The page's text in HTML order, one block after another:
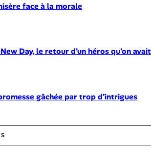
face à la morale
Day, le retour d’un héros qu’on
gâchée par trop d’intrigues